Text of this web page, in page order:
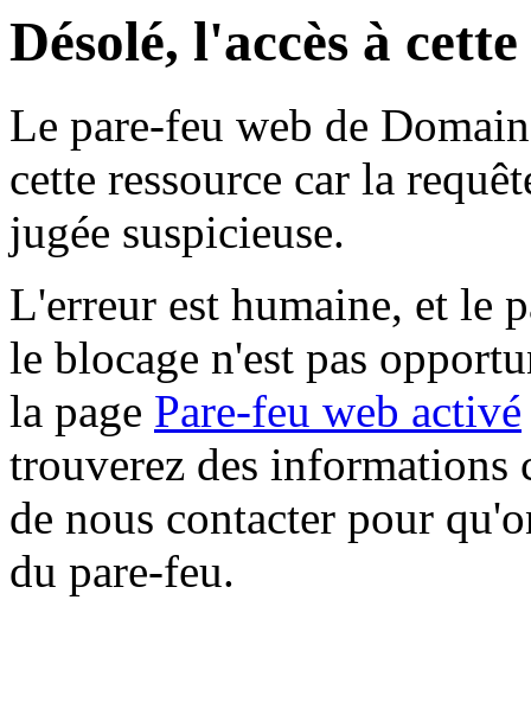
Désolé, l'accès à
Le pare-feu web de
cette ressource car la
jugée suspicieuse.
L'erreur est humaine, et le
le blocage n'est pas
la page Pare-feu web activé
trouverez des informations
de nous contacter pour
du pare-feu.